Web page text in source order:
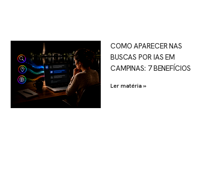
COMO APARECER NAS
BUSCAS POR IAS EM
CAMPINAS: 7 BENEFÍCIOS
Ler matéria »